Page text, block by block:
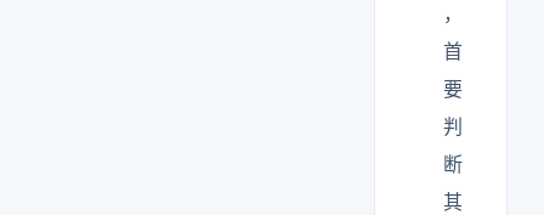
，
首
要
判
断
其